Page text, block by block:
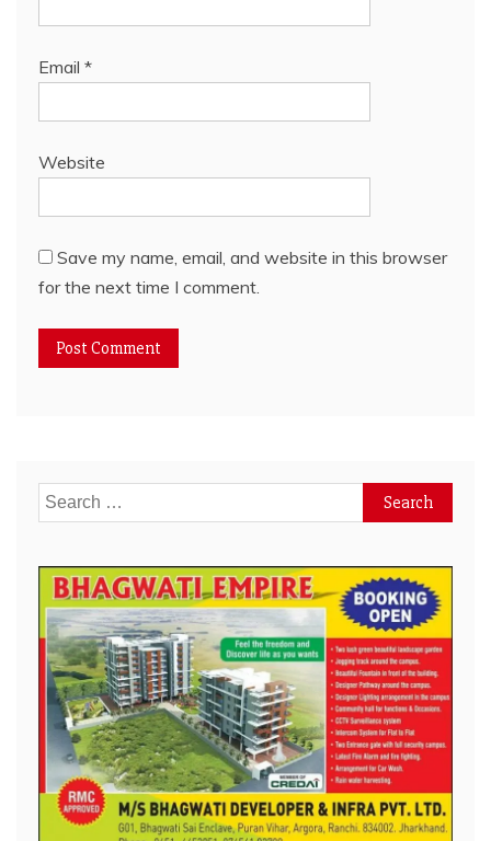
Email *
Website
Save my name, email, and website in this browser
for the next time I comment.
Search
for: